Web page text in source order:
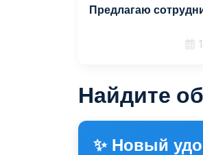
Предлагаю
Найдите
✨ Новый